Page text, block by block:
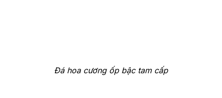
Đá hoa cương ốp bậc tam cấp